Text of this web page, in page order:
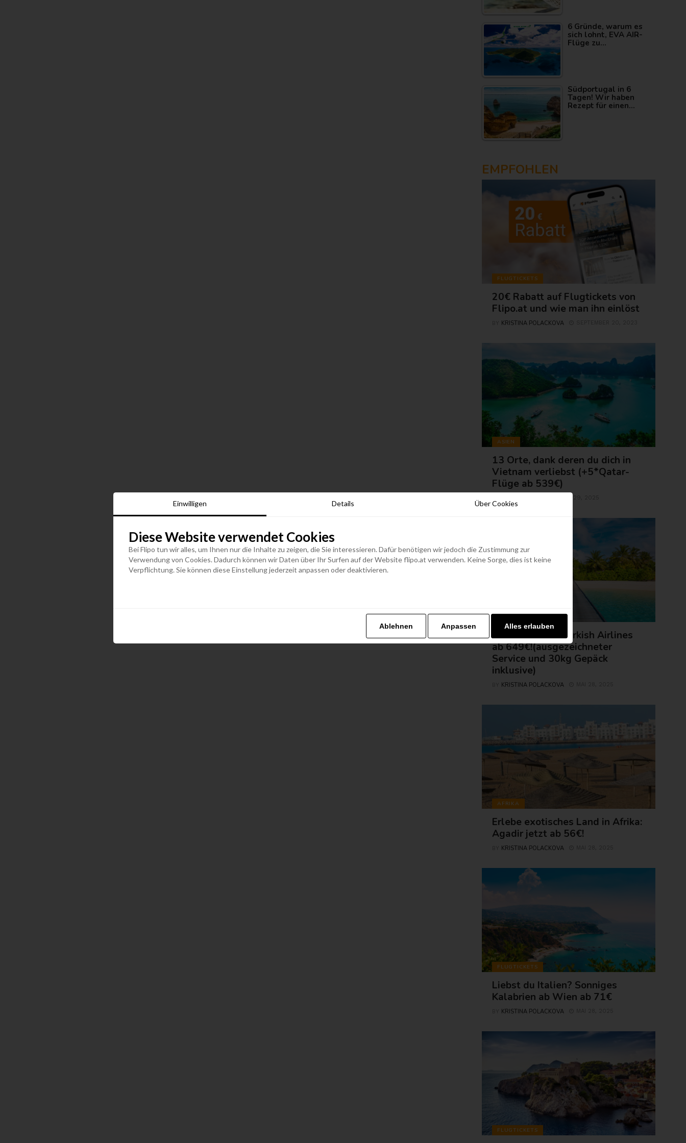
6 Gründe, warum es
sich lohnt, EVA AIR-
Flüge zu…
Südportugal in 6
Tagen! Wir haben
Rezept für einen…
EMPFOHLEN
FLUGTICKETS
20€ Rabatt auf Flugtickets von
Flipo.at und wie man ihn einlöst
KRISTINA POLACKOVA
ASIEN
13 Orte, dank deren du dich in
Vietnam verliebst (+5*Qatar-
Flüge ab 539€)
FLUGTICKETS
Malediven mit Turkish Airlines
ab 649€!(ausgezeichneter
Service und 30kg Gepäck
inklusive)
KRISTINA POLACKOVA
AFRIKA
Erlebe exotisches Land in Afrika:
Agadir jetzt ab 56€!
KRISTINA POLACKOVA
FLUGTICKETS
Liebst du Italien? Sonniges
Kalabrien ab Wien ab 71€
KRISTINA POLACKOVA
FLUGTICKETS
Einwilligen Details Über Cookies
Diese Website verwendet Cookies
Bei Flipo tun wir alles, um Ihnen nur die Inhalte zu zeigen, die Sie interessieren. Dafür benötigen wir jedoch die Zustimmung zur
Verwendung von Cookies. Dadurch können wir Daten über Ihr Surfen auf der Website flipo.at verwenden. Keine Sorge, dies ist keine
Verpflichtung. Sie können diese Einstellung jederzeit anpassen oder deaktivieren.
Ablehnen Anpassen Alles erlauben